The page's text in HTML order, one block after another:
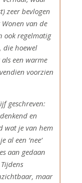
zeer bevlogen
van de
ook regelmatig
die hoewel
een warme
voorzien
geschreven:
en
wat je van hem
al een ‘nee’
aan gedaan
maar